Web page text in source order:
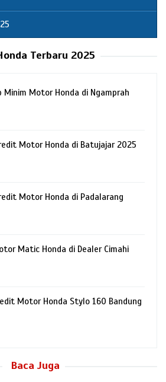
Terbaru 2025
Minim Motor Honda di Ngamprah
Motor Honda di Batujajar 2025
Motor Honda di Padalarang
Matic Honda di Dealer Cimahi
Motor Honda Stylo 160 Bandung
Baca Juga